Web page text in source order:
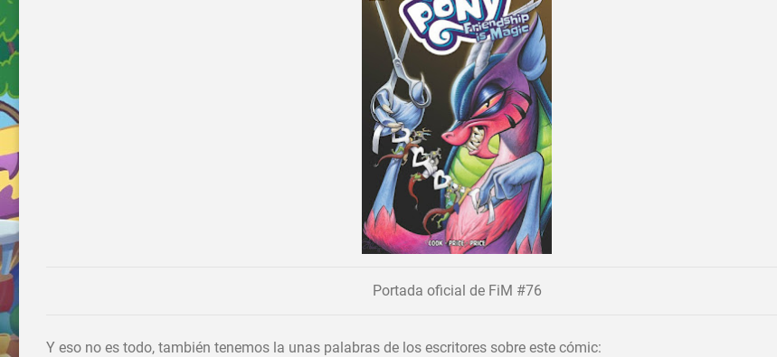
Portada oficial de FiM #76
Y eso no es todo, también tenemos la unas palabras de los escritores sobre este cómic: